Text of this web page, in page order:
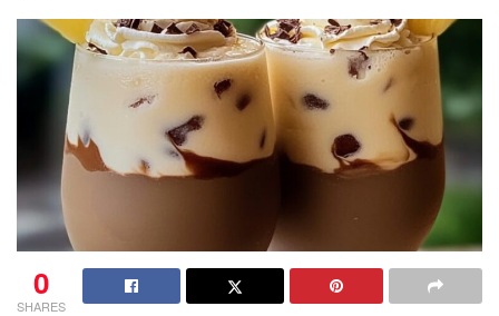
0
SHARES